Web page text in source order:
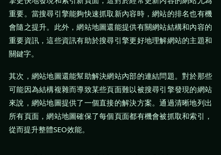
重要。當搜尋引擎能夠快速抓取新內容時，網站的排名也有機
會隨之提升。此外，網站地圖還能提供有關網站結構和內容的
重要資訊，這些資訊有助於搜尋引擎更好地理解網站的主題和
關鍵字。
其次，網站地圖還能幫助解決網站內部的連結問題。對於那些
可能因為結構複雜而導致某些頁面難以被搜尋引擎發現的網站
來說，網站地圖提供了一個直接的解決方案。通過清晰地列出
所有頁面，網站地圖確保了每個頁面都有機會被抓取和索引，
從而提升整體SEO效能。